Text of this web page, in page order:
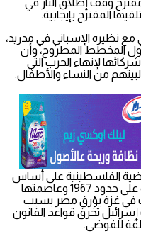
وقف إطلاق النار في
المقترح بإيجابية.
نظيره الإسباني في مدريد،
المخطط المطروح، وأن
لإنهاء الحرب التي
الفلسطينية على أساس
حل الدولتين وإقامة الدولة الفلسطينية على حدود 1967 وعاصمتها
في غزة يؤرق مصر بسبب
إسرائيل تخرق قواعد القانون
للفوضى.